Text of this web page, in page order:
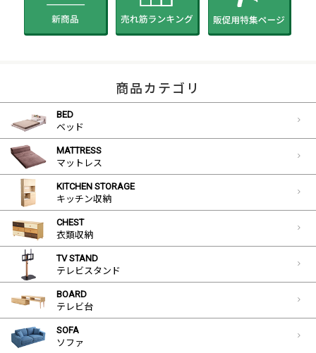
商品カテゴリ
BED
ベッド
MATTRESS
マットレス
KITCHEN STORAGE
キッチン収納
CHEST
衣類収納
TV STAND
テレビスタンド
BOARD
テレビ台
SOFA
ソファ